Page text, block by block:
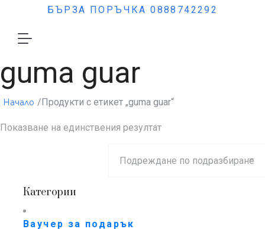
БЪРЗА ПОРЪЧКА 0888742292
guma guar
Начало /Продукти с етикет „guma guar“
Показване на единствения резултат
Категории
Ваучер за подарък